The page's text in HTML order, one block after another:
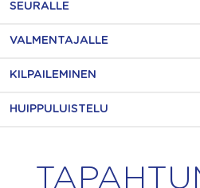
SEURALLE
VALMENTAJALLE
KILPAILEMINEN
HUIPPULUISTELU